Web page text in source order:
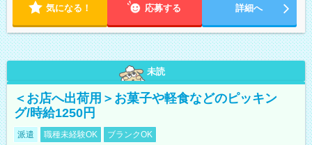
気になる！ 応募する 詳細へ
未読
＜お店へ出荷用＞お菓子や軽食などのピッキン
グ/時給1250円
派遣 職種未経験OK ブランクOK